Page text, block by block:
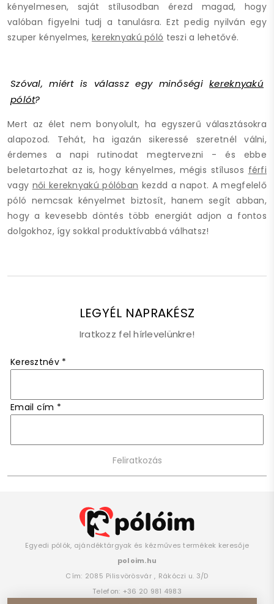
kényelmesen, saját stílusodban érezd magad, hogy
valóban figyelni tudj a tanulásra. Ezt pedig nyilván egy
szuper kényelmes,kereknyakú póló teszi a lehetővé.
Szóval, miért is válassz egy minőségikereknyakú
pólót?
Mert az élet nem bonyolult, ha egyszerű választásokra
alapozod. Tehát, ha igazán sikeressé szeretnél válni,
érdemes a napi rutinodat megtervezni - és ebbe
beletartozhat az is, hogy kényelmes, mégis stílusos férfi
vagy női kereknyakú pólóban kezdd a napot. A megfelelő
póló nemcsak kényelmet biztosít, hanem segít abban,
hogy a kevesebb döntés több energiát adjon a fontos
dolgokhoz, így sokkal produktívabbá válhatsz!
LEGYÉL NAPRAKÉSZ
Iratkozz fel hírlevelünkre!
Keresztnév *
Email cím *
Egyedi pólók, ajándéktárgyak és kézműves termékek keresője
poloim.hu
Cím: 2085 Pilisvörösvár , Rákóczi u. 3/D
Telefon: +36 20 981 4983